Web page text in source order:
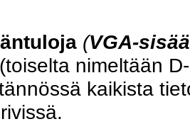
(VGA-
nimeltään
kaikista